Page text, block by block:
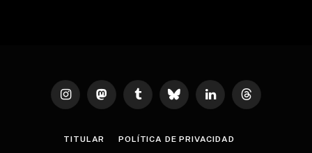
InstagramMastodonTumblr Bluesky LinkedInThreads
TITULAR POLÍTICA DE PRIVACIDAD